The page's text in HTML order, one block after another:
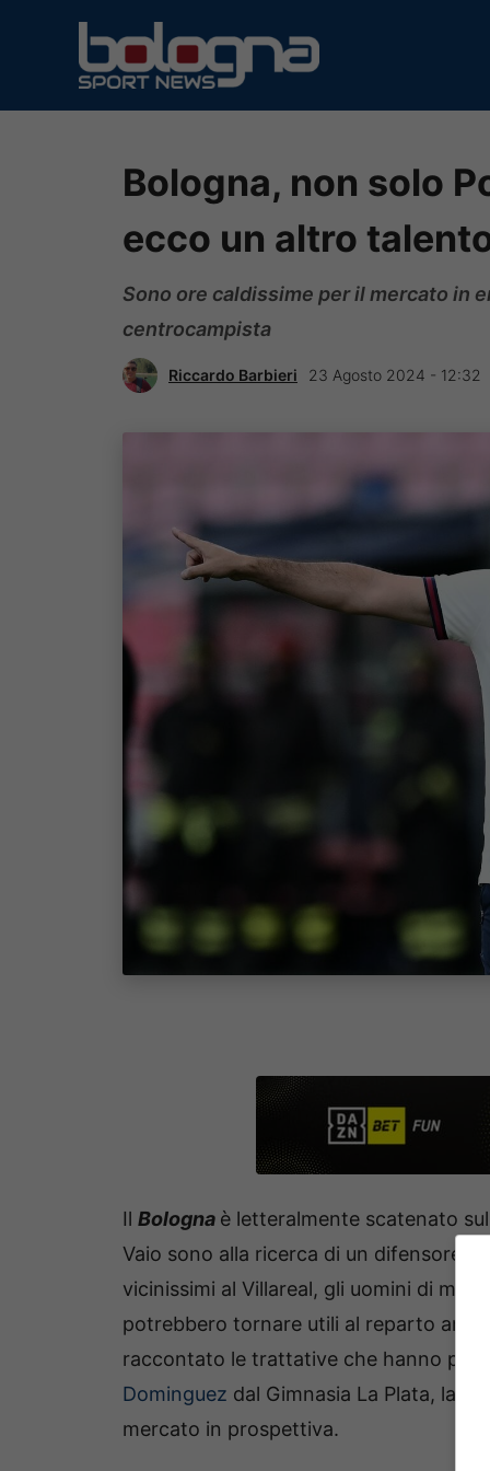
contenuto
Bologna, non solo
ecco un altro
Sono ore caldissime per il mercato in
centrocampista
Riccardo Barbieri 23 Agosto 2024 - 12:32
Il Bologna è letteralmente scatenato
Vaio sono alla ricerca di un difensore
vicinissimi al Villareal, gli uomini di
potrebbero tornare utili al reparto
raccontato le trattative che hanno
Dominguez dal Gimnasia La Plata, la
mercato in prospettiva.